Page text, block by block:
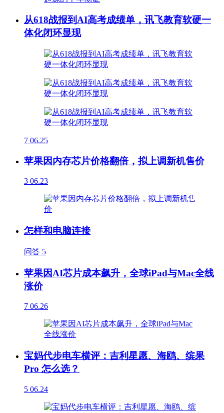
从618战报到AI高考成绩单，讯飞教育软硬一
体化闭环显现
7 06.25
苹果因内存芯片价格翻倍，拟上调新机售价
3 06.23
怎样和电脑连接
问答 5
苹果因AI芯片成本飙升，全球iPad与Mac全线
涨价
7 06.26
宝妈代步电车横评：吉利星愿、海鸥、缤果
Pro 怎么选？
5 06.24